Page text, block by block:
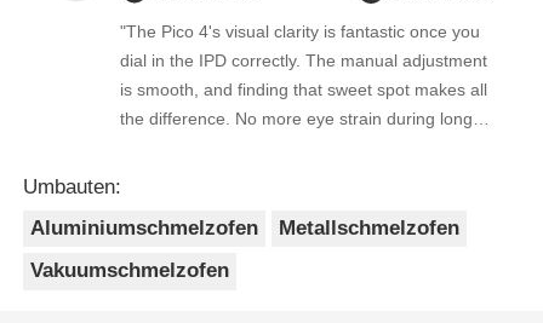
"The Pico 4's visual clarity is fantastic once you
dial in the IPD correctly. The manual adjustment
is smooth, and finding that sweet spot makes all
the difference. No more eye strain during long
manual adjustment is smooth, and finding that
sweet spot makes all the difference. No more
Umbauten:
Aluminiumschmelzofen
Metallschmelzofen
Vakuumschmelzofen